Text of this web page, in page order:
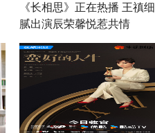
《长相思》正在热播 王禛细
腻出演辰荣馨悦惹共情